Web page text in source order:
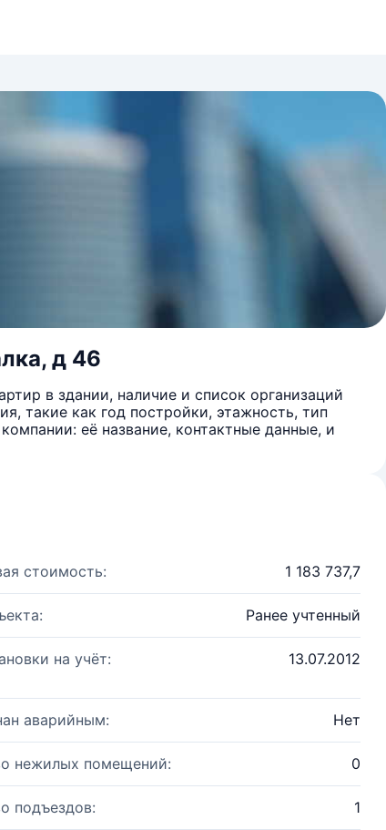
д 46
в здании, наличие и список организаций
такие как год постройки, этажность, тип
её название, контактные данные, и
стоимость: 1 183 737,7
Ранее учтенный
на учёт: 13.07.2012
аварийным: Нет
нежилых помещений: 0
подъездов: 1